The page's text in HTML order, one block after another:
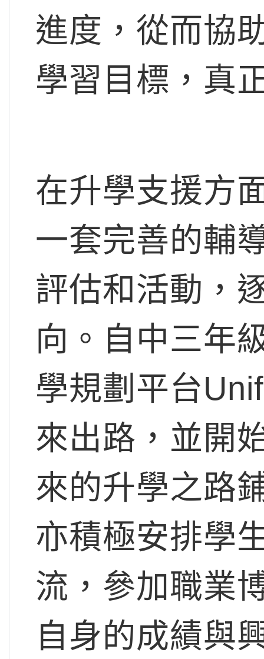
進度，從而協
學習目標，真
在升學支援方
一套完善的輔
評估和活動，
向。自中三年
學規劃平台
來出路，並開
來的升學之路
亦積極安排學
流，參加職業
自身的成績與